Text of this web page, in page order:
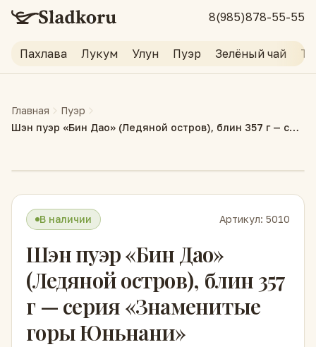
8(985)878-55-55
Пахлава Лукум Улун Пуэр Зелёный чай
Главная
Пуэр
Шэн пуэр «Бин Дао» (Ледяной остров), блин 357 г — серия «Знаменитые горы Юньнани»
В наличии Артикул: 5010
Шэн пуэр «Бин Дао»
(Ледяной остров), блин 357
г — серия «Знаменитые
горы Юньнани»